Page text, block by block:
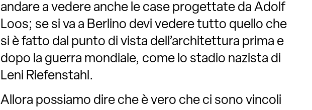
andare a vedere anche le case progettate da Adolf
Loos; se si va a Berlino devi vedere tutto quello che
si è fatto dal punto di vista dell’architettura prima e
dopo la guerra mondiale, come lo stadio nazista di
Leni Riefenstahl.
Allora possiamo dire che è vero che ci sono vincoli